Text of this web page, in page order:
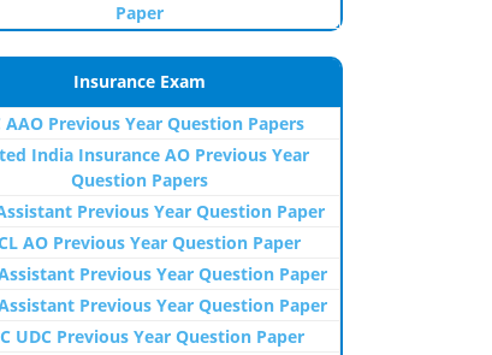
Paper
Insurance Exam
AAO Previous Year Question Papers
India Insurance AO Previous Year
Question Papers
Previous Year Question Paper
AO Previous Year Question Paper
Previous Year Question Paper
Previous Year Question Paper
UDC Previous Year Question Paper